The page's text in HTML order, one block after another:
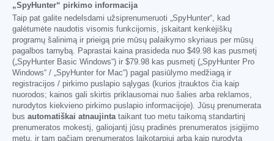
„SpyHunter“ pirkimo informacija
Taip pat galite nedelsdami užsiprenumeruoti „SpyHunter“, kad
galėtumėte naudotis visomis funkcijomis, įskaitant kenkėjiškų
programų šalinimą ir prieigą prie mūsų palaikymo skyriaus per mūsų
pagalbos tarnybą. Paprastai kaina prasideda nuo $49.98 kas pusmetį
(„SpyHunter Basic Windows“) ir $79.98 kas pusmetį („SpyHunter Pro
Windows“ / „SpyHunter for Mac“) pagal pasiūlymo medžiagą ir
registracijos / pirkimo puslapio sąlygas (kurios įtrauktos čia kaip
nuorodos; kainos gali skirtis priklausomai nuo šalies arba reklamos,
nurodytos kiekvieno pirkimo puslapio informacijoje). Jūsų prenumerata
bus automatiškai atnaujintataikant tuo metu taikomą standartinį
prenumeratos mokestį, galiojantį jūsų pradinės prenumeratos įsigijimo
metu, ir tam pačiam prenumeratos laikotarpiui arba kaip nurodyta